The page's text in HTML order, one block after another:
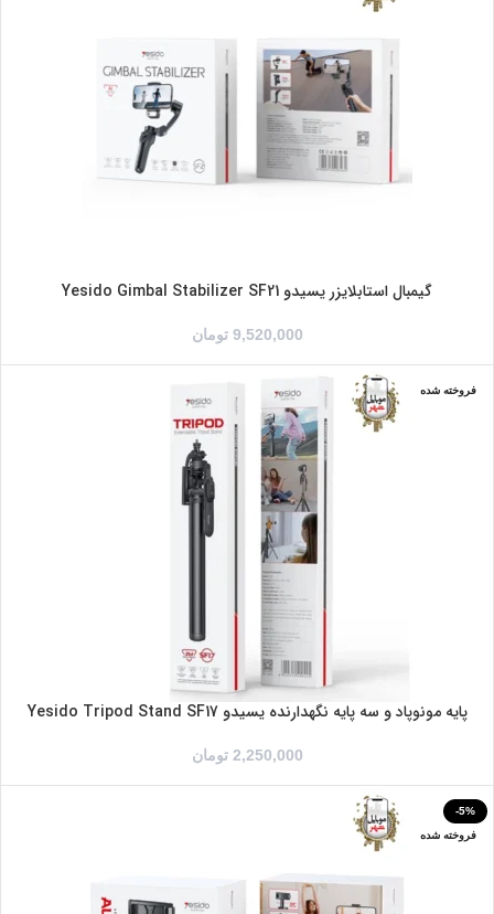
گیمبال استابلایزر یسیدو Yesido Gimbal Stabilizer SF21
9,520,000 تومان
فروخته شده
پایه مونوپاد و سه پایه نگهدارنده یسیدو Yesido Tripod Stand SF17
2,250,000 تومان
-5%
فروخته شده